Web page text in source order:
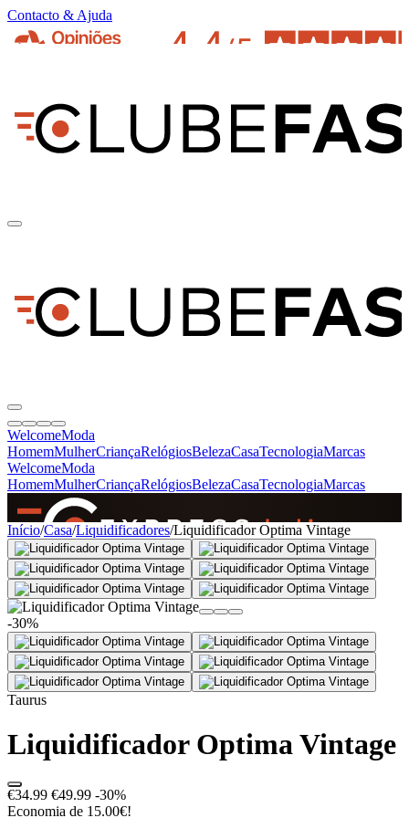
Contacto & Ajuda
WelcomeModa
HomemMulherCriançaRelógiosBelezaCasaTecnologiaMarcas
WelcomeModa
HomemMulherCriançaRelógiosBelezaCasaTecnologiaMarcas
SINCE 2005
+de 36.000 reviews
Início/Casa/Liquidificadores/Liquidificador Optima Vintage
-30%
Taurus
Liquidificador Optima Vintage
€34.99 €49.99 -30%
Economia de 15.00€!